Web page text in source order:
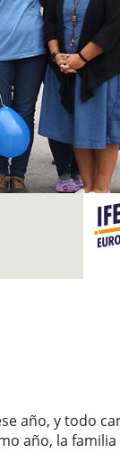
año, y todo
año, la